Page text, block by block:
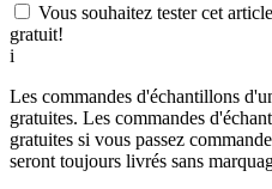
Vous souhaitez tester cet
gratuit!
i
Les commandes d'échantillons
gratuites. Les commandes
gratuites si vous passez
seront toujours livrés sans